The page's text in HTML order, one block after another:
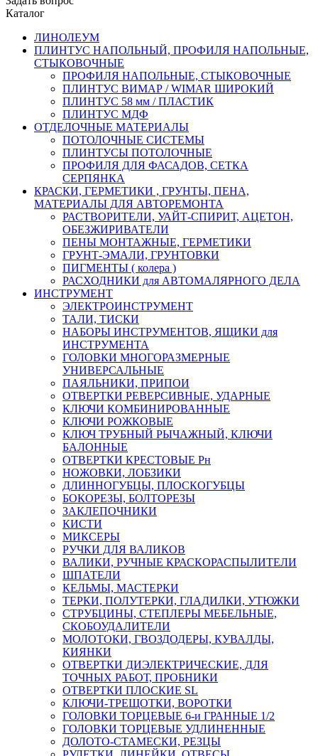
Каталог
ЛИНОЛЕУМ
ПЛИНТУС НАПОЛЬНЫЙ, ПРОФИЛЯ НАПОЛЬНЫЕ,
СТЫКОВОЧНЫЕ
ПРОФИЛЯ НАПОЛЬНЫЕ, СТЫКОВОЧНЫЕ
ПЛИНТУС ВИМАР / WIMAR ШИРОКИЙ
ПЛИНТУС 58 мм / ПЛАСТИК
ПЛИНТУС МДФ
ОТДЕЛОЧНЫЕ МАТЕРИАЛЫ
ПОТОЛОЧНЫЕ СИСТЕМЫ
ПЛИНТУСЫ ПОТОЛОЧНЫЕ
ПРОФИЛЯ ДЛЯ ФАСАДОВ, СЕТКА
СЕРПЯНКА
КРАСКИ, ГЕРМЕТИКИ , ГРУНТЫ, ПЕНА,
МАТЕРИАЛЫ ДЛЯ АВТОРЕМОНТА
РАСТВОРИТЕЛИ, УАЙТ-СПИРИТ, АЦЕТОН,
ОБЕЗЖИРИВАТЕЛИ
ПЕНЫ МОНТАЖНЫЕ, ГЕРМЕТИКИ
ГРУНТ-ЭМАЛИ, ГРУНТОВКИ
ПИГМЕНТЫ ( колера )
РАСХОДНИКИ для АВТОМАЛЯРНОГО ДЕЛА
ИНСТРУМЕНТ
ЭЛЕКТРОИНСТРУМЕНТ
ТАЛИ, ТИСКИ
НАБОРЫ ИНСТРУМЕНТОВ, ЯЩИКИ для
ИНСТРУМЕНТА
ГОЛОВКИ МНОГОРАЗМЕРНЫЕ
УНИВЕРСАЛЬНЫЕ
ПАЯЛЬНИКИ, ПРИПОИ
ОТВЕРТКИ РЕВЕРСИВНЫЕ, УДАРНЫЕ
КЛЮЧИ КОМБИНИРОВАННЫЕ
КЛЮЧИ РОЖКОВЫЕ
КЛЮЧ ТРУБНЫЙ РЫЧАЖНЫЙ, КЛЮЧИ
БАЛОННЫЕ
ОТВЕРТКИ КРЕСТОВЫЕ Рн
НОЖОВКИ, ЛОБЗИКИ
ДЛИННОГУБЦЫ, ПЛОСКОГУБЦЫ
БОКОРЕЗЫ, БОЛТОРЕЗЫ
ЗАКЛЕПОЧНИКИ
КИСТИ
МИКСЕРЫ
РУЧКИ ДЛЯ ВАЛИКОВ
ВАЛИКИ, РУЧНЫЕ КРАСКОРАСПЫЛИТЕЛИ
ШПАТЕЛИ
КЕЛЬМЫ, МАСТЕРКИ
ТЕРКИ, ПОЛУТЕРКИ, ГЛАДИЛКИ, УТЮЖКИ
СТРУБЦИНЫ, СТЕПЛЕРЫ МЕБЕЛЬНЫЕ,
СКОБОУДАЛИТЕЛИ
МОЛОТОКИ, ГВОЗДОДЕРЫ, КУВАЛДЫ,
КИЯНКИ
ОТВЕРТКИ ДИЭЛЕКТРИЧЕСКИЕ, ДЛЯ
ТОЧНЫХ РАБОТ, ПРОБНИКИ
ОТВЕРТКИ ПЛОСКИЕ SL
КЛЮЧИ-ТРЕЩОТКИ, ВОРОТКИ
ГОЛОВКИ ТОРЦЕВЫЕ 6-и ГРАННЫЕ 1/2
ГОЛОВКИ ТОРЦЕВЫЕ УДЛИНЕННЫЕ
ДОЛОТО-СТАМЕСКИ, РЕЗЦЫ